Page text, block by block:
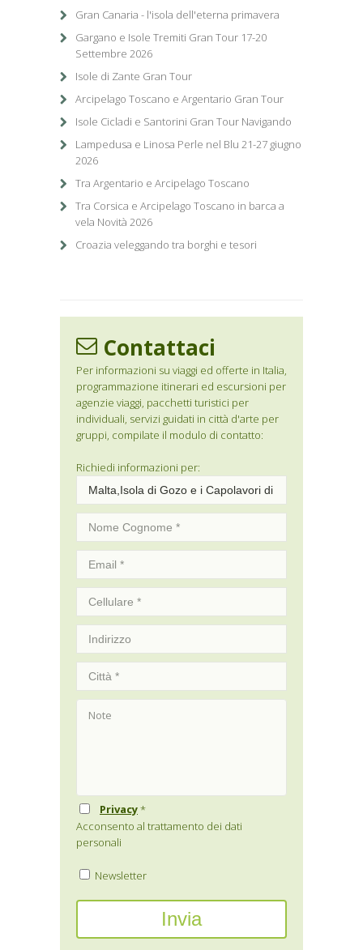
Gran Canaria - l'isola dell'eterna primavera
Gargano e Isole Tremiti Gran Tour 17-20
Settembre 2026
Isole di Zante Gran Tour
Arcipelago Toscano e Argentario Gran Tour
Isole Cicladi e Santorini Gran Tour Navigando
Lampedusa e Linosa Perle nel Blu 21-27 giugno
2026
Tra Argentario e Arcipelago Toscano
Tra Corsica e Arcipelago Toscano in barca a
vela Novità 2026
Croazia veleggando tra borghi e tesori
Contattaci
Per informazioni su viaggi ed offerte in Italia,
programmazione itinerari ed escursioni per
agenzie viaggi, pacchetti turistici per
individuali, servizi guidati in città d'arte per
gruppi, compilate il modulo di contatto:
Richiedi informazioni per:
Privacy*
Acconsento al trattamento dei dati
personali
Newsletter